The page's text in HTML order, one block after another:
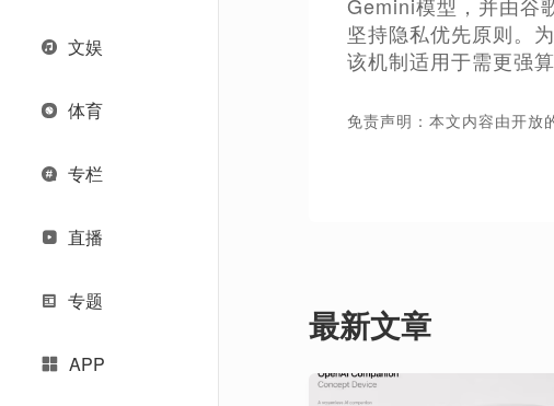
文娱
体育
专栏
直播
专题
APP
坚持隐私优先原则。
该机制适用于需更强
免责声明：本文内容由开放
最新文章